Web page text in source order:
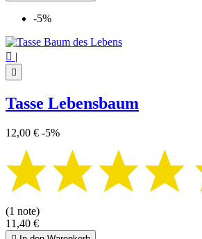
-5%
 |

Tasse Lebensbaum
12,00 € -5%
(1 note)
11,40 €